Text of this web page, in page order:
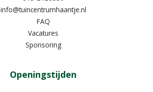
info@tuincentrumhaantje.nl
FAQ
Vacatures
Sponsoring
Openingstijden